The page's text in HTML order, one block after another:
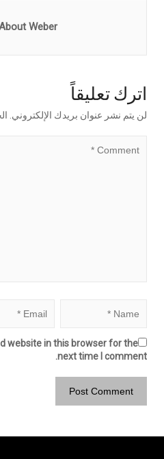
Weber
اترك تعليقاً
لن يتم نشر عنوان بريدك الإلكتروني.
website in this browser for the
next time I comment.